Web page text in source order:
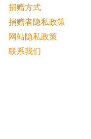
捐赠方式
捐赠者隐私政策
网站隐私政策
联系我们